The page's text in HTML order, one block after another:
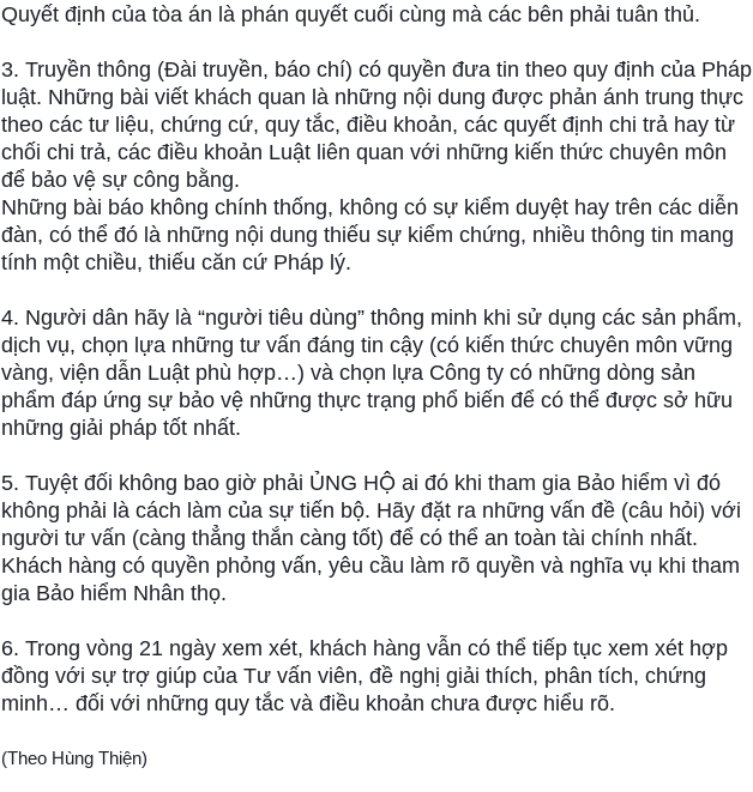
Quyết định của tòa án là phán quyết cuối cùng mà các bên phải tuân thủ.
3. Truyền thông (Đài truyền, báo chí) có quyền đưa tin theo quy định của Pháp
luật. Những bài viết khách quan là những nội dung được phản ánh trung thực
theo các tư liệu, chứng cứ, quy tắc, điều khoản, các quyết định chi trả hay từ
chối chi trả, các điều khoản Luật liên quan với những kiến thức chuyên môn
để bảo vệ sự công bằng.
Những bài báo không chính thống, không có sự kiểm duyệt hay trên các diễn
đàn, có thể đó là những nội dung thiếu sự kiểm chứng, nhiều thông tin mang
tính một chiều, thiếu căn cứ Pháp lý.
4. Người dân hãy là “người tiêu dùng” thông minh khi sử dụng các sản phẩm,
dịch vụ, chọn lựa những tư vấn đáng tin cậy (có kiến thức chuyên môn vững
vàng, viện dẫn Luật phù hợp…) và chọn lựa Công ty có những dòng sản
phẩm đáp ứng sự bảo vệ những thực trạng phổ biến để có thể được sở hữu
những giải pháp tốt nhất.
5. Tuyệt đối không bao giờ phải ỦNG HỘ ai đó khi tham gia Bảo hiểm vì đó
không phải là cách làm của sự tiến bộ. Hãy đặt ra những vấn đề (câu hỏi) với
người tư vấn (càng thẳng thắn càng tốt) để có thể an toàn tài chính nhất.
Khách hàng có quyền phỏng vấn, yêu cầu làm rõ quyền và nghĩa vụ khi tham
gia Bảo hiểm Nhân thọ.
6. Trong vòng 21 ngày xem xét, khách hàng vẫn có thể tiếp tục xem xét hợp
đồng với sự trợ giúp của Tư vấn viên, đề nghị giải thích, phân tích, chứng
minh… đối với những quy tắc và điều khoản chưa được hiểu rõ.
(Theo Hùng Thiện)